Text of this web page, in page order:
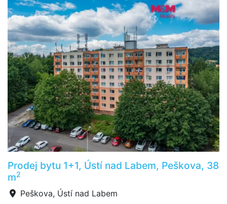
Prodej bytu 1+1, Ústí nad Labem, Peškova, 38
m2
Peškova, Ústí nad Labem